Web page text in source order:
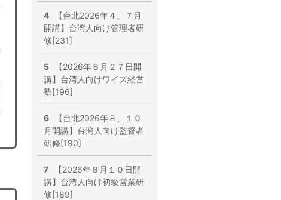
4
【台北2026年４、７月
開講】台湾人向け管理者研
修[231]
5
【2026年８月２７日開
講】台湾人向けワイズ経営
塾[196]
6
【台北2026年８、１０
月開講】台湾人向け監督者
研修[190]
7
【2026年８月１０日開
講】台湾人向け初級営業研
修[189]